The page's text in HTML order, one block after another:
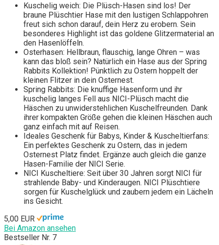
Kuschelig weich: Die Plüsch-Hasen sind los! Der
braune Plüschtier Hase mit den lustigen Schlappohren
freut sich schon darauf, dein Herz zu erobern. Sein
besonderes Highlight ist das goldene Glitzermaterial an
den Hasenlöffeln.
Osterhasen: Hellbraun, flauschig, lange Ohren – was
kann das bloß sein? Natürlich ein Hase aus der Spring
Rabbits Kollektion! Pünktlich zu Ostern hoppelt der
kleinen Flitzer in dein Osternest.
Spring Rabbits: Die knuffige Hasenform und ihr
kuschelig langes Fell aus NICI-Plüsch macht die
Häschen zu unwiderstehlichen Kuschelfreunden. Dank
ihrer kompakten Größe gehen die kleinen Häschen auch
ganz einfach mit auf Reisen.
Ideales Geschenk für Babys, Kinder & Kuscheltierfans:
Ein perfektes Geschenk zu Ostern, das in jedem
Osternest Platz findet. Ergänze auch gleich die ganze
Hasen-Familie der NICI Serie.
NICI Kuscheltiere: Seit über 30 Jahren sorgt NICI für
strahlende Baby- und Kinderaugen. NICI Plüschtiere
sorgen für Kuschelglück und zaubern jedem ein Lächeln
ins Gesicht.
5,00 EUR
Bei Amazon ansehen
Bestseller Nr. 7